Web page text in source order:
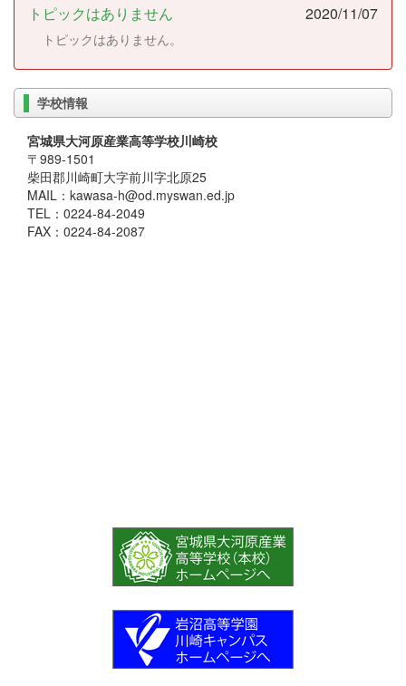
トピックはありません 2020/11/07
トピックはありません。
学校情報
宮城県大河原産業高等学校川崎校
〒989-1501
柴田郡川崎町大字前川字北原25
MAIL：kawasa-h@od.myswan.ed.jp
TEL：0224-84-2049
FAX：0224-84-2087